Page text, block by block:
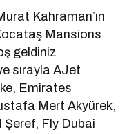
Kahraman’ın
Mansions
geldiniz
sırayla AJet
Emirates
Mert Akyürek,
Şeref, Fly Dubai